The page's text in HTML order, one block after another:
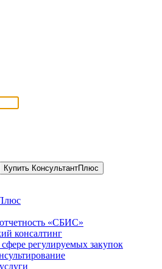
Купить КонсультантПлюс
«СБИС»
консалтинг
регулируемых закупок